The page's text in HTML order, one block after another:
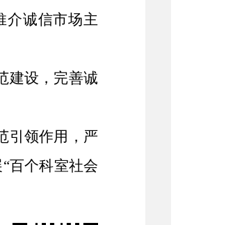
介诚信市场主
建设，完善诚
引领作用，严
百个科室社会